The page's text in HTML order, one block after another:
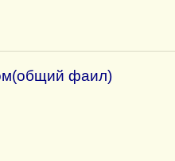
фаил)